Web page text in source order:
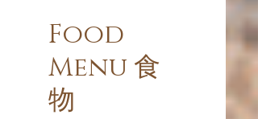
Food
Menu 食
物